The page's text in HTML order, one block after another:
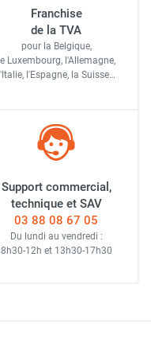
Franchise
de la TVA
pour la Belgique,
le Luxembourg, l'Allemagne,
l'Italie, l'Espagne, la Suisse…
Support commercial,
technique et SAV
03 88 08 67 05
Du lundi au vendredi :
8h30-12h et 13h30-17h30